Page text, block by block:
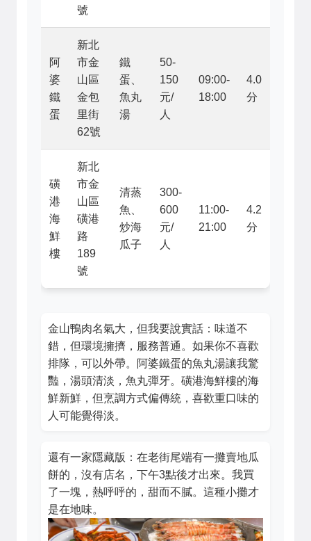
號
阿
婆
鐵
蛋
新北
市金
山區
金包
里街
62號
鐵
蛋、
魚丸
湯
50-
150
元/
人
09:00-
18:00
4.0
分
磺
港
海
鮮
樓
新北
市金
山區
磺港
路
189
號
清蒸
魚、
炒海
瓜子
300-
600
元/
人
11:00-
21:00
4.2
分
金山鴨肉名氣大，但我要說實話：味道不
錯，但環境擁擠，服務普通。如果你不喜歡
排隊，可以外帶。阿婆鐵蛋的魚丸湯讓我驚
豔，湯頭清淡，魚丸彈牙。磺港海鮮樓的海
鮮新鮮，但烹調方式偏傳統，喜歡重口味的
人可能覺得淡。
還有一家隱藏版：在老街尾端有一攤賣地瓜
餅的，沒有店名，下午3點後才出來。我買
了一塊，熱呼呼的，甜而不膩。這種小攤才
是在地味。